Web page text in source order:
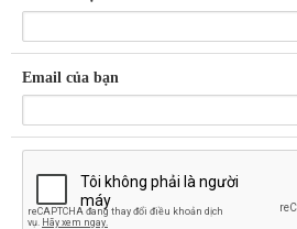
Email của bạn